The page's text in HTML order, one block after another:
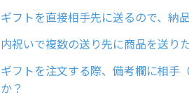
ギフトを直接相手先に送るので、納
内祝いで複数の送り先に商品を送り
ギフトを注文する際、備考欄に相手
か？